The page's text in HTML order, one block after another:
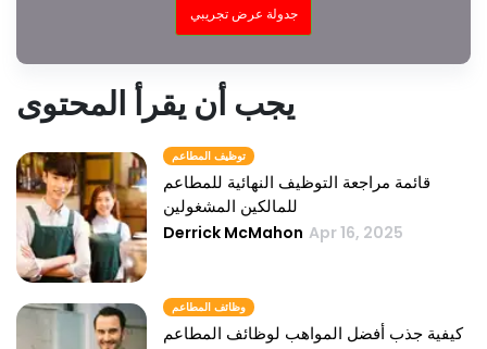
جدولة عرض تجريبي
يجب أن يقرأ المحتوى
توظيف المطاعم
قائمة مراجعة التوظيف النهائية للمطاعم
للمالكين المشغولين
Derrick McMahon Apr 16, 2025
وظائف المطاعم
كيفية جذب أفضل المواهب لوظائف المطاعم